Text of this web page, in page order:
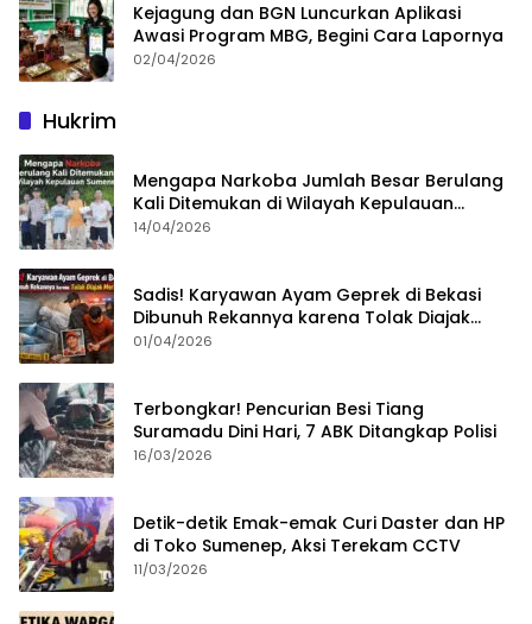
Kejagung dan BGN Luncurkan Aplikasi
Awasi Program MBG, Begini Cara Lapornya
02/04/2026
Hukrim
Mengapa Narkoba Jumlah Besar Berulang
Kali Ditemukan di Wilayah Kepulauan
Sumenep?
14/04/2026
Sadis! Karyawan Ayam Geprek di Bekasi
Dibunuh Rekannya karena Tolak Diajak
Merampok Majikan
01/04/2026
Terbongkar! Pencurian Besi Tiang
Suramadu Dini Hari, 7 ABK Ditangkap Polisi
16/03/2026
Detik-detik Emak-emak Curi Daster dan HP
di Toko Sumenep, Aksi Terekam CCTV
11/03/2026